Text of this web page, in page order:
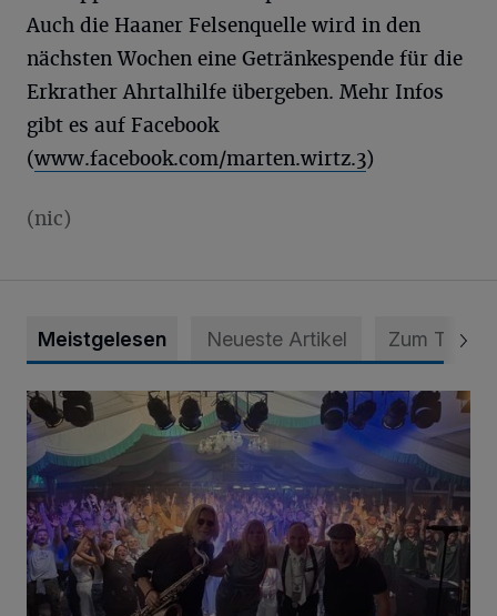
Auch die Haaner Felsenquelle wird in den
nächsten Wochen eine Getränkespende für die
Erkrather Ahrtalhilfe übergeben. Mehr Infos
gibt es auf Facebook
(www.facebook.com/marten.wirtz.3)
(nic)
Meistgelesen Neueste Artikel Zum Thema
Viele Bilder: Toller Auftakt des Unterbacher